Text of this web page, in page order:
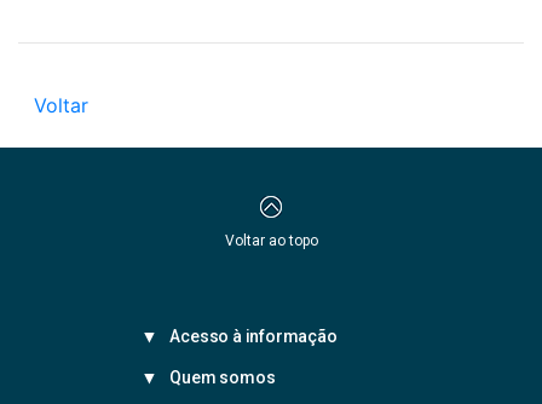
Voltar
Voltar ao topo
Acesso à informação
Quem somos